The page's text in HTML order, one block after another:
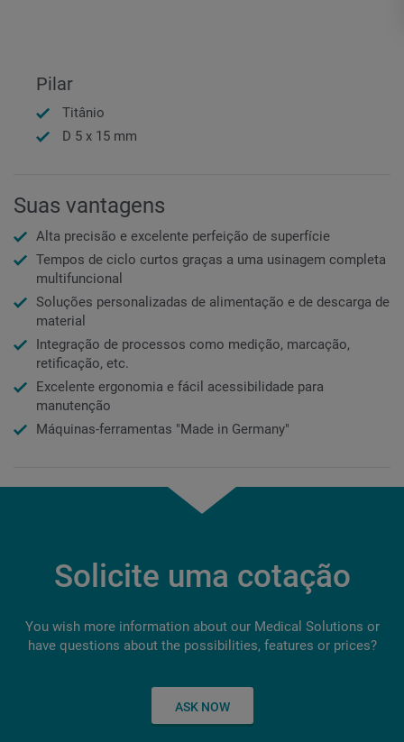
Pilar
Titânio
D 5 x 15 mm
Suas vantagens
Alta precisão e excelente perfeição de superfície
Tempos de ciclo curtos graças a uma usinagem completa
multifuncional
Soluções personalizadas de alimentação e de descarga de
material
Integração de processos como medição, marcação,
retificação, etc.
Excelente ergonomia e fácil acessibilidade para
manutenção
Máquinas-ferramentas "Made in Germany"
Solicite uma cotação
You wish more information about our Medical Solutions or
have questions about the possibilities, features or prices?
ASK NOW